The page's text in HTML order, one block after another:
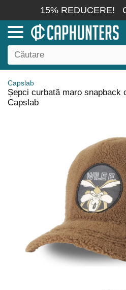
15% REDUCERE!
Capslab
Șepci curbată maro snapback
Capslab